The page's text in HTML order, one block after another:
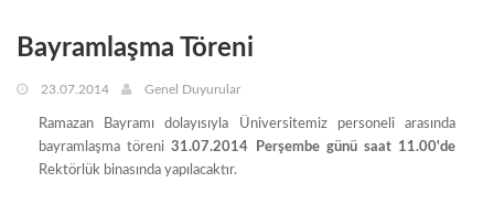
Bayramlaşma Töreni
23.07.2014 Genel Duyurular
Ramazan Bayramı dolayısıyla Üniversitemiz personeli arasında
bayramlaşma töreni31.07.2014 Perşembe günü saat 11.00'de
Rektörlük binasında yapılacaktır.